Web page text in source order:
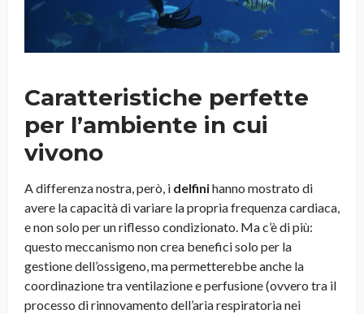
Caratteristiche perfette
per l’ambiente in cui
vivono
A differenza nostra, però, i delfinihanno mostrato di
avere la capacità di variare la propria frequenza cardiaca,
e non solo per un riflesso condizionato. Ma c’è di più:
questo meccanismo non crea benefici solo per la
gestione dell’ossigeno, ma permetterebbe anche la
coordinazione tra ventilazione e perfusione (ovvero tra il
processo di rinnovamento dell’aria respiratoria nei